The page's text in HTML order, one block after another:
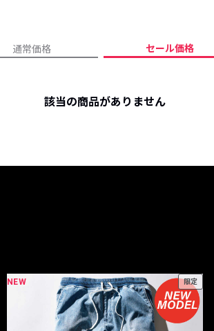
ンキング
ブランド
プライバシーポリシー
通常価格 セール価格
該当の商品がありません
NEW 限定